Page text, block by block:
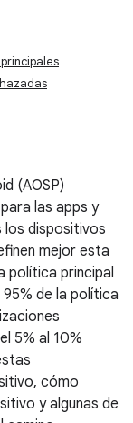
(AOSP)
las apps y
los dispositivos
mejor esta
política principal
de la política
5% al 10%
cómo
y algunas de